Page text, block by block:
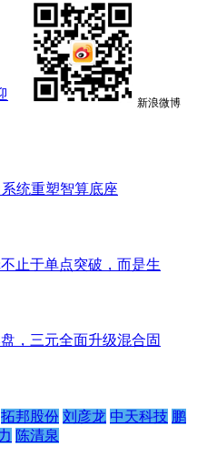
新浪微博
统重塑智算底座
止于单点突破，而是生
，三元全面升级混合固
拓邦股份 刘彦龙 中天科技 鹏
陈清泉